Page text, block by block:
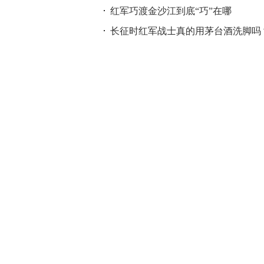
红军巧渡金沙江到底“巧”在哪
长征时红军战士真的用茅台酒洗脚吗